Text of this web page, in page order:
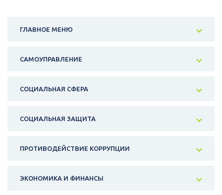
ГЛАВНОЕ МЕНЮ
САМОУПРАВЛЕНИЕ
СОЦИАЛЬНАЯ СФЕРА
СОЦИАЛЬНАЯ ЗАЩИТА
ПРОТИВОДЕЙСТВИЕ КОРРУПЦИИ
ЭКОНОМИКА И ФИНАНСЫ